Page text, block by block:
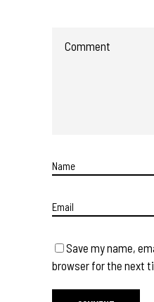
Save my name,
browser for the next